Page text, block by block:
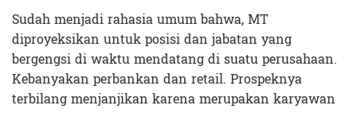
Sudah menjadi rahasia umum bahwa, MT
diproyeksikan untuk posisi dan jabatan yang
bergengsi di waktu mendatang di suatu perusahaan.
Kebanyakan perbankan dan retail. Prospeknya
terbilang menjanjikan karena merupakan karyawan